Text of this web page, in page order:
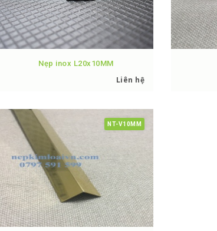
Nẹp inox L20x10MM
Liên hệ
NT-V10MM